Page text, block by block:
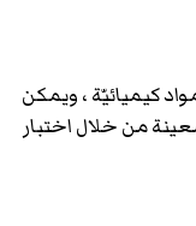
كيميائيّة ، ويمكن
من خلال اختبار